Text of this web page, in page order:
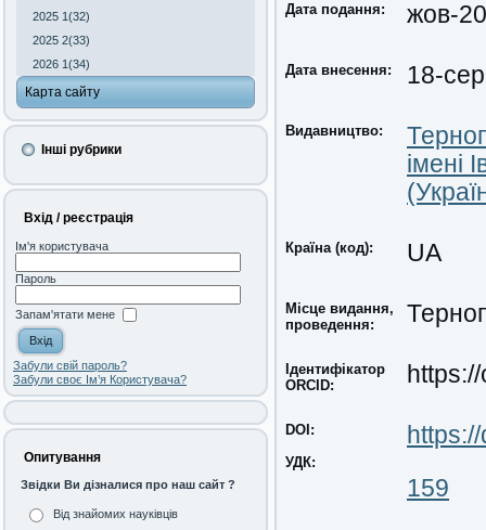
2025 1(32)
2025 2(33)
2026 1(34)
Карта сайту
Інші рубрики
Вхід / реєстрація
Ім'я користувача
Пароль
Запам'ятати мене
Забули свій пароль?
Забули своє Ім’я Користувача?
Опитування
Звідки Ви дізналися про наш сайт ?
Від знайомих науківців
Дата подання: жов-
Дата внесення: 18-
Видавництво:
імені
Країна (код): UA
Місце видання,
проведення:
Ідентифікатор
ORCID:
DOI:
УДК:
159